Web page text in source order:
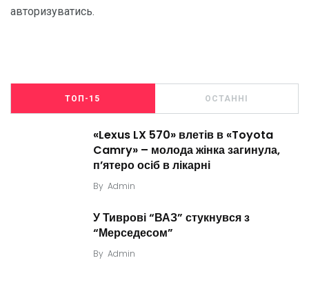
авторизуватись.
ТОП-15 ОСТАННІ
«Lexus LX 570» влетів в «Toyota
Camry» – молода жінка загинула,
п’ятеро осіб в лікарні
By Admin
У Тиврові “ВАЗ” стукнувся з
“Мерседесом”
By Admin